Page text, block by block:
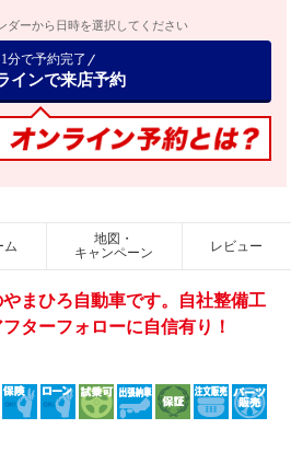
ダーから日時を選択してください
1分で予約完了
インで来店予約
ム
地図・
キャンペーン
レビュー
まひろ自動車です。自社整備工
ターフォローに自信有り！